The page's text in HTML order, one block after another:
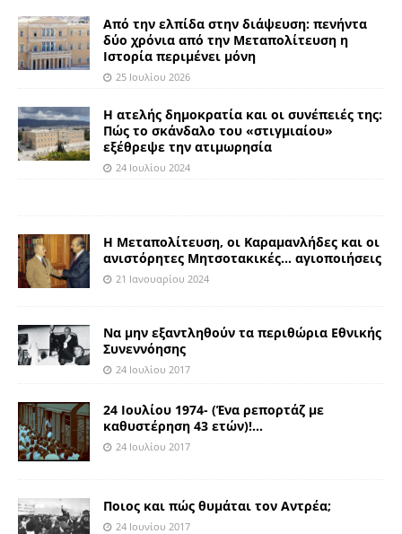
Από την ελπίδα στην διάψευση: πενήντα
δύο χρόνια από την Μεταπολίτευση η
Ιστορία περιμένει μόνη
25 Ιουλίου 2026
Η ατελής δημοκρατία και οι συνέπειές της:
Πώς το σκάνδαλο του «στιγμιαίου»
εξέθρεψε την ατιμωρησία
24 Ιουλίου 2024
Η Μεταπολίτευση, οι Καραμανλήδες και οι
ανιστόρητες Μητσοτακικές… αγιοποιήσεις
21 Ιανουαρίου 2024
Να μην εξαντληθούν τα περιθώρια Εθνικής
Συνεννόησης
24 Ιουλίου 2017
24 Ιουλίου 1974- (Ένα ρεπορτάζ με
καθυστέρηση 43 ετών)!…
24 Ιουλίου 2017
Ποιος και πώς θυμάται τον Αντρέα;
24 Ιουνίου 2017